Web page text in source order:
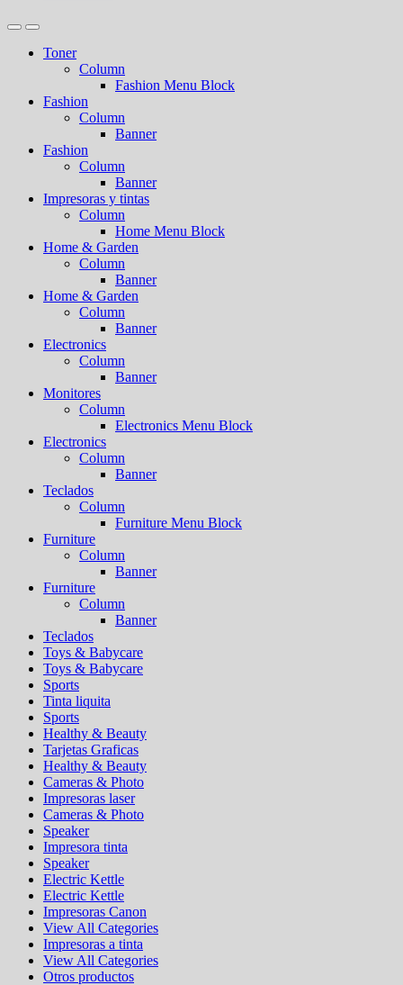
Toner
Column
Fashion Menu Block
Fashion
Column
Banner
Fashion
Column
Banner
Impresoras y tintas
Column
Home Menu Block
Home & Garden
Column
Banner
Home & Garden
Column
Banner
Electronics
Column
Banner
Monitores
Column
Electronics Menu Block
Electronics
Column
Banner
Teclados
Column
Furniture Menu Block
Furniture
Column
Banner
Furniture
Column
Banner
Teclados
Toys & Babycare
Toys & Babycare
Sports
Tinta liquita
Sports
Healthy & Beauty
Tarjetas Graficas
Healthy & Beauty
Cameras & Photo
Impresoras laser
Cameras & Photo
Speaker
Impresora tinta
Speaker
Electric Kettle
Electric Kettle
Impresoras Canon
View All Categories
Impresoras a tinta
View All Categories
Otros productos